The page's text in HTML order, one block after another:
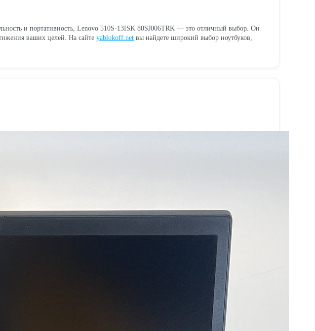
и портативность, Lenovo 510S-13ISK 80SJ006TRK — это отличный выбор. Он
ваших целей. На сайте yablokoff.net вы найдете широкий выбор ноутбуков,